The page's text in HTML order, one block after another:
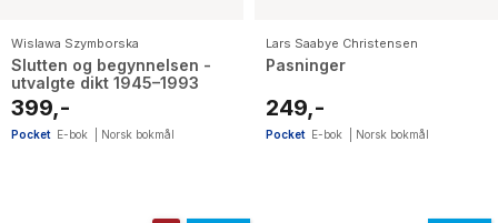
Wislawa Szymborska
Slutten og begynnelsen -
utvalgte dikt 1945–1993
399,-
Pocket E-bok Norsk bokmål
Lars Saabye Christensen
Pasninger
249,-
Pocket E-bok Norsk bokmål